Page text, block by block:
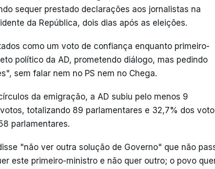
sequer prestado declarações aos jornalistas na
da República, dois dias após as eleições.
como um voto de confiança enquanto primeiro-
político da AD, prometendo diálogo, mas pedindo
sem falar nem no PS nem no Chega.
da emigração, a AD subiu pelo menos 9
totalizando 89 parlamentares e 32,7% dos
parlamentares.
"não ver outra solução de Governo" que não
este primeiro-ministro e não quer outro; o povo